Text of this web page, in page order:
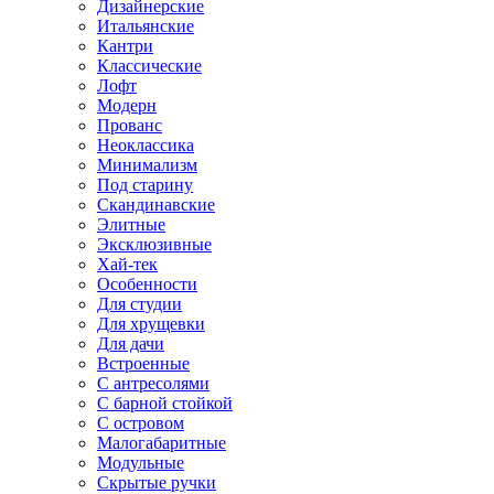
Дизайнерские
Итальянские
Кантри
Классические
Лофт
Модерн
Прованс
Неоклассика
Минимализм
Под старину
Скандинавские
Элитные
Эксклюзивные
Хай-тек
Особенности
Для студии
Для хрущевки
Для дачи
Встроенные
С антресолями
С барной стойкой
С островом
Малогабаритные
Модульные
Скрытые ручки